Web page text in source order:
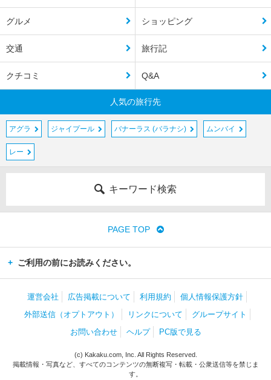
グルメ ショッピング
交通 旅行記
クチコミ Q&A
人気の旅行先
アグラ ジャイプール バナーラス (バラナシ) ムンバイ
レー
キーワード検索
PAGE TOP
ご利用の前にお読みください。
運営会社 広告掲載について 利用規約
個人情報保護方針
外部送信（オプトアウト）
リンクについて
グループサイト
お問い合わせ
ヘルプ PC版で見る
(c) Kakaku.com, Inc. All Rights Reserved.
掲載情報・写真など、すべてのコンテンツの無断複写・転載・公衆送信等を禁じま
す。